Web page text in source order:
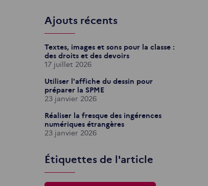
Ajouts récents
Textes, images et sons pour la classe :
des droits et des devoirs
17 juillet 2026
Utiliser l'affiche du dessin pour
préparer la SPME
23 janvier 2026
Réaliser la fresque des ingérences
numériques étrangères
23 janvier 2026
Étiquettes de l'article